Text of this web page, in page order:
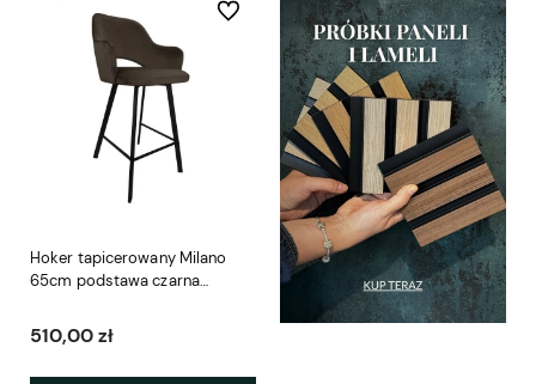
Hoker tapicerowany Milano
65cm podstawa czarna
510,00 zł
Do ulubionych